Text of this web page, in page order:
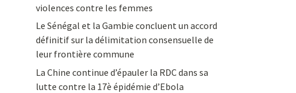
violences contre les femmes
Le Sénégal et la Gambie concluent un accord
définitif sur la délimitation consensuelle de
leur frontière commune
La Chine continue d’épauler la RDC dans sa
lutte contre la 17è épidémie d’Ebola